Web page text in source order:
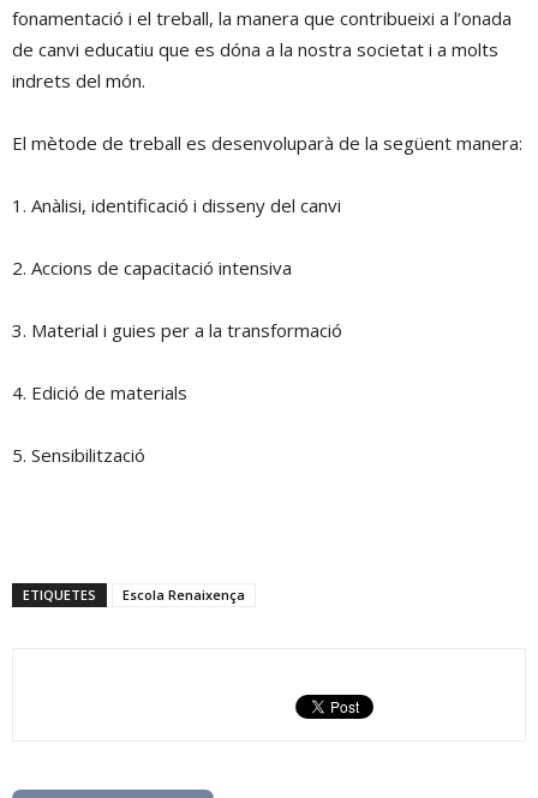
fonamentació i el treball, la manera que contribueixi a l’onada
de canvi educatiu que es dóna a la nostra societat i a molts
indrets del món.
El mètode de treball es desenvoluparà de la següent manera:
1. Anàlisi, identificació i disseny del canvi
2. Accions de capacitació intensiva
3. Material i guies per a la transformació
4. Edició de materials
5. Sensibilització
ETIQUETES Escola Renaixença